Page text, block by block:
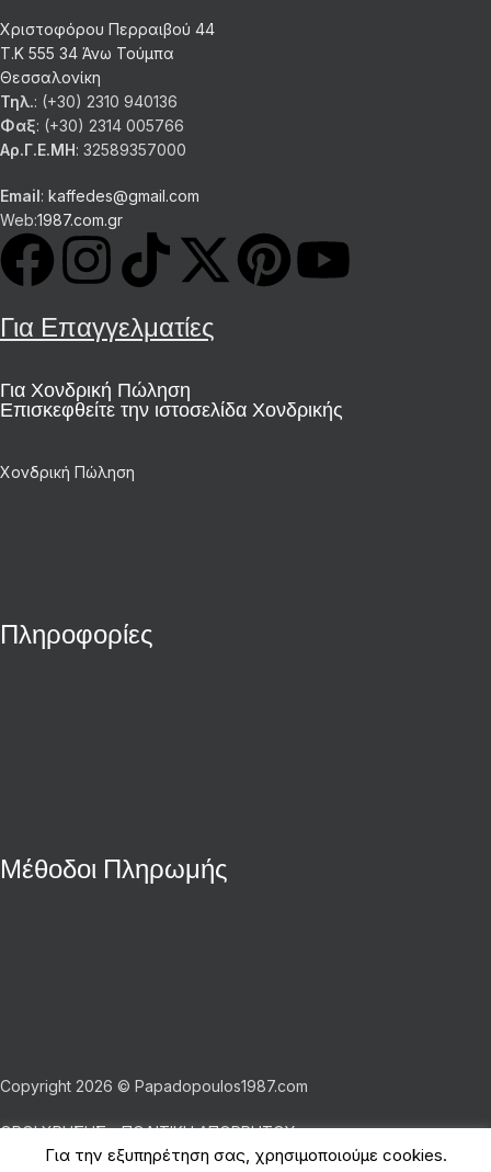
Χριστοφόρου Περραιβού 44
Τ.Κ 555 34 Άνω Τούμπα
Θεσσαλονίκη
Τηλ.: (+30) 2310 940136
Φαξ: (+30) 2314 005766
Αρ.Γ.Ε.ΜΗ: 32589357000
Email: kaffedes@gmail.com
Web:1987.com.gr
Για Επαγγελματίες
Για Χονδρική Πώληση
Επισκεφθείτε την ιστοσελίδα Χονδρικής
Χονδρική Πώληση
Πληροφορίες
Μέθοδοι Πληρωμής
Copyright 2026 © Papadopoulos1987.com
ΟΡΟΙ ΧΡΗΣΗΣ - ΠΟΛΙΤΙΚΗ ΑΠΟΡΡΗΤΟΥ
Shop
Για την εξυπηρέτηση σας, χρησιμοποιούμε cookies.